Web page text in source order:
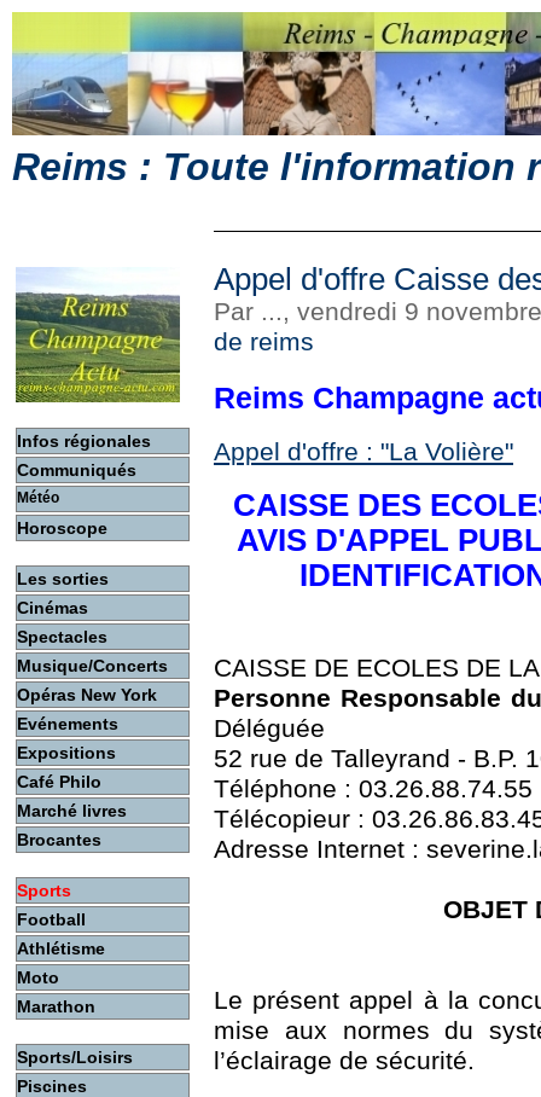
Reims : Toute l'information
Infos régionales
Communiqués
Météo
Horoscope
Les sorties
Cinémas
Spectacles
Musique/Concerts
Opéras New York
Evénements
Expositions
Café Philo
Marché livres
Brocantes
Sports
Football
Athlétisme
Moto
Marathon
Sports/Loisirs
Piscines
Appel d'offre Caisse
Par ..., vendredi 9
de reims
Reims Champagne
Appel d'offre : "La Volière"
CAISSE DES
AVIS D'APPEL
CAISSE DE ECOLES DE
Personne Responsable
Déléguée
52 rue de Talleyrand - B.P.
Téléphone : 03.26.88.74.55
Télécopieur :
Adresse Internet :
OBJET
Le présent appel à la
mise aux normes du
l’éclairage de sécurité.